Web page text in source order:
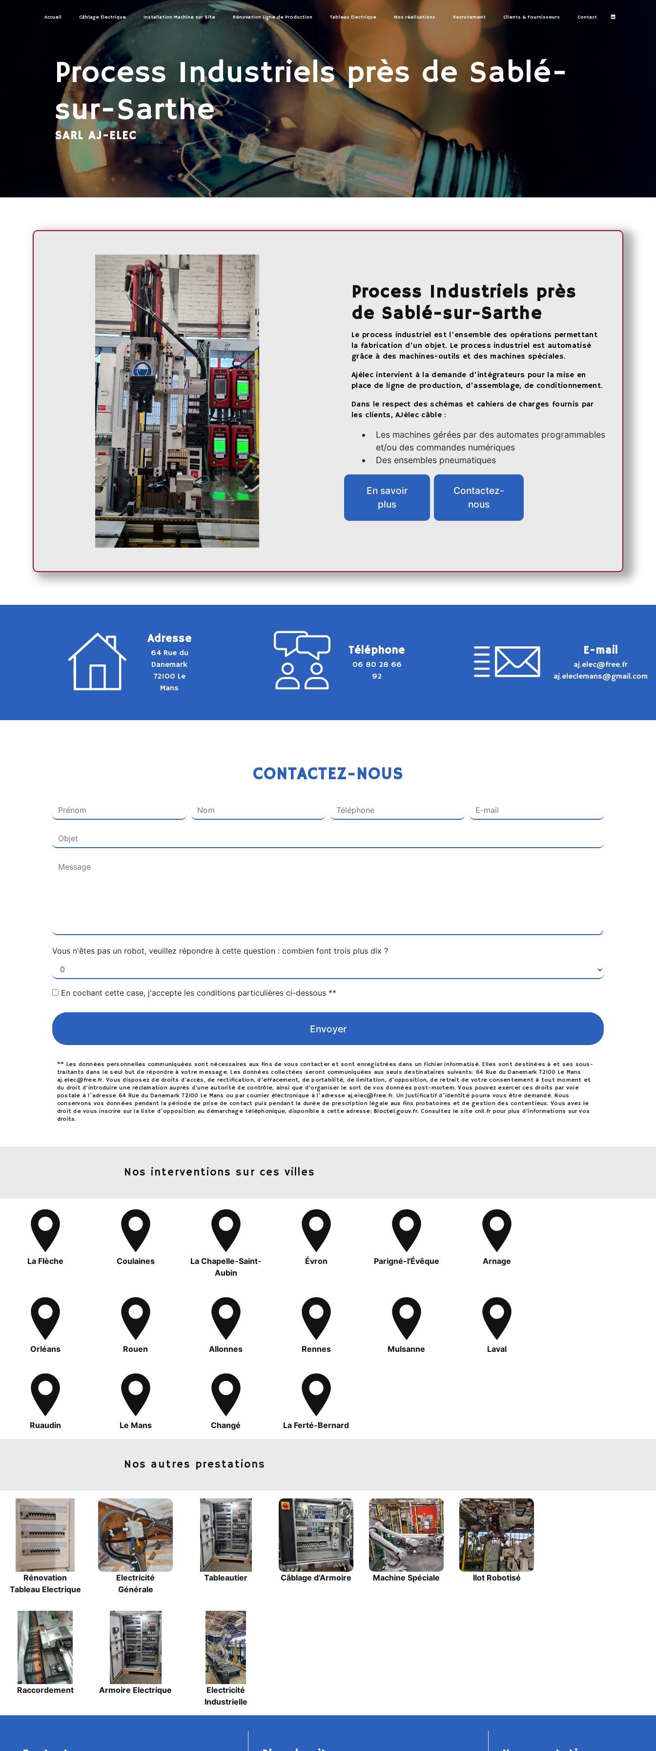
Accueil Câblage Électrique Installation Machine sur Site Rénovation Ligne de Production Tableau Électrique Nos réalisations Recrutement Clients & Fournisseurs Contact
Process Industriels près de Sablé-
sur-Sarthe
SARL AJ-ELEC
Process Industriels près
de Sablé-sur-Sarthe
Le process industriel est l’ensemble des opérations permettant
la fabrication d’un objet. Le process industriel est automatisé
grâce à des machines-outils et des machines spéciales.
Ajélec intervient à la demande d’intégrateurs pour la mise en
place de ligne de production, d’assemblage, de conditionnement.
Dans le respect des schémas et cahiers de charges fournis par
les clients, AJélec câble :
Les machines gérées par des automates programmables
et/ou des commandes numériques
Des ensembles pneumatiques
En savoir
plus
Contactez-
nous
Adresse
64 Rue du
Danemark
72100 Le
Mans
Téléphone
06 80 28 66
92
E-mail
aj.elec@free.fr
aj.eleclemans@gmail.com
CONTACTEZ-NOUS
Vous n'êtes pas un robot, veuillez répondre à cette question : combien font trois plus dix ?
En cochant cette case, j'accepte les conditions particulières ci-dessous **
Envoyer
** Les données personnelles communiquées sont nécessaires aux fins de vous contacter et sont enregistrées dans un fichier informatisé. Elles sont destinées à et ses sous-
traitants dans le seul but de répondre à votre message. Les données collectées seront communiquées aux seuls destinataires suivants: 64 Rue du Danemark 72100 Le Mans
aj.elec@free.fr. Vous disposez de droits d’accès, de rectification, d’effacement, de portabilité, de limitation, d’opposition, de retrait de votre consentement à tout moment et
du droit d’introduire une réclamation auprès d’une autorité de contrôle, ainsi que d’organiser le sort de vos données post-mortem. Vous pouvez exercer ces droits par voie
postale à l'adresse 64 Rue du Danemark 72100 Le Mans ou par courrier électronique à l'adresse aj.elec@free.fr. Un justificatif d'identité pourra vous être demandé. Nous
conservons vos données pendant la période de prise de contact puis pendant la durée de prescription légale aux fins probatoires et de gestion des contentieux. Vous avez le
droit de vous inscrire sur la liste d'opposition au démarchage téléphonique, disponible à cette adresse:Bloctel.gouv.fr. Consultez le site cnil.fr pour plus d’informations sur vos
droits.
Nos interventions sur ces villes
La Flèche Coulaines
La Chapelle-Saint-
Aubin
Évron Parigné-l'Évêque Arnage
Orléans Rouen Allonnes Rennes Mulsanne Laval
Ruaudin Le Mans Changé La Ferté-Bernard
Nos autres prestations
Rénovation
Tableau Electrique
Electricité
Générale
Tableautier Câblage d'Armoire Machine Spéciale Ilot Robotisé
Raccordement Armoire Electrique
Electricité
Industrielle